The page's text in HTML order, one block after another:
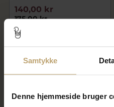
Samtykke
Denne hjemmeside bruger
175,00 kr
140,00 kr